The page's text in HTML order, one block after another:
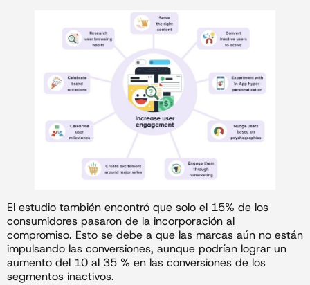
El estudio también encontró que solo el 15% de los
consumidores pasaron de la incorporación al
compromiso. Esto se debe a que las marcas aún no están
impulsando las conversiones, aunque podrían lograr un
aumento del 10 al 35 % en las conversiones de los
segmentos inactivos.